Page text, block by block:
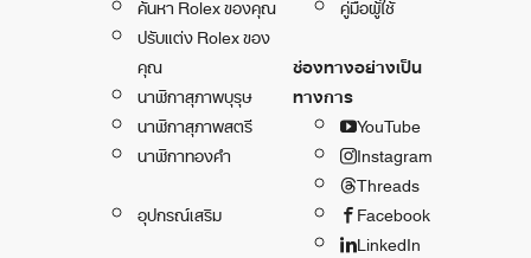
ปรับแต่ง Rolex ของ
คุณ
นาฬิกาสุภาพบุรุษ
นาฬิกาสุภาพสตรี
นาฬิกาทองคำ
อุปกรณ์เสริม
ช่องทางอย่างเป็น
ทางการ
YouTube
Instagram
Threads
Facebook
LinkedIn